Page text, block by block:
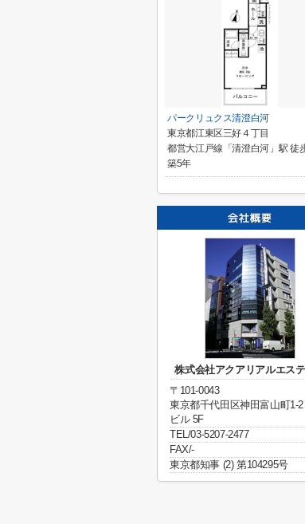
パークリュクス清澄白河
東京都江東区三好４丁目
都営大江戸線「清澄白河」駅 徒
築5年
株式会社アクアリアルエス
〒101-0043
東京都千代田区神田富山町1-
ビル 5F
TEL/03-5207-2477
FAX/-
東京都知事 (2) 第104295号